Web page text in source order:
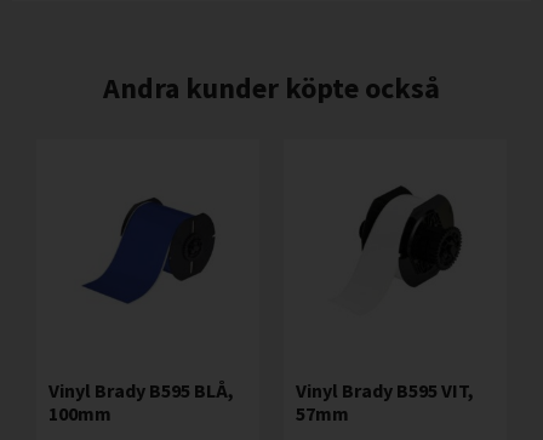
Andra kunder köpte också
Vinyl Brady B595 BLÅ,
100mm
Vinyl Brady B595 VIT,
57mm